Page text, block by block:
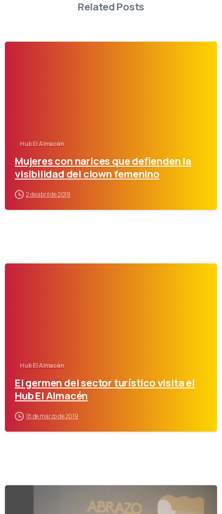
Related Posts
Hub El Almacén
Mujeres con narices que defienden la
visibilidad del clown femenino
2 de abril de 2019
Hub El Almacén
El germen del sector turístico visita el
Hub El Almacén
18 de marzo de 2019